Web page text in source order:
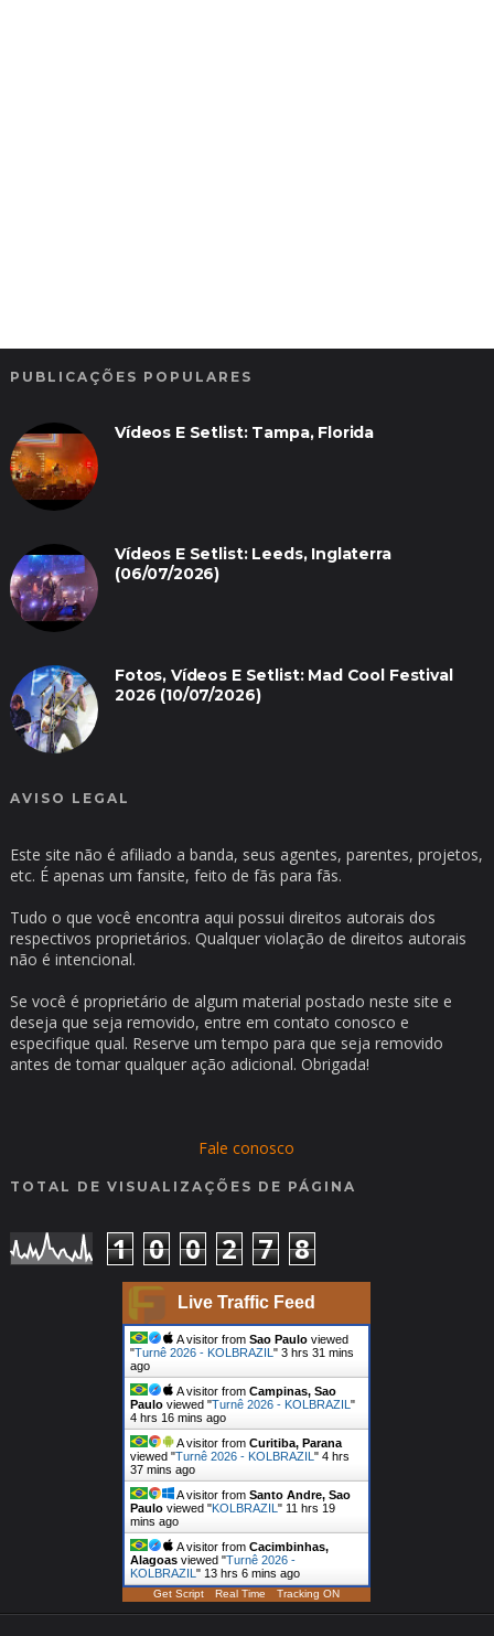
PUBLICAÇÕES POPULARES
Vídeos E Setlist: Tampa, Florida
Vídeos E Setlist: Leeds, Inglaterra
(06/07/2026)
Fotos, Vídeos E Setlist: Mad Cool Festival
2026 (10/07/2026)
AVISO LEGAL
Este site não é afiliado a banda, seus agentes, parentes, projetos,
etc. É apenas um fansite, feito de fãs para fãs.
Tudo o que você encontra aqui possui direitos autorais dos
respectivos proprietários. Qualquer violação de direitos autorais
não é intencional.
Se você é proprietário de algum material postado neste site e
deseja que seja removido, entre em contato conosco e
especifique qual. Reserve um tempo para que seja removido
antes de tomar qualquer ação adicional. Obrigada!
Fale conosco
TOTAL DE VISUALIZAÇÕES DE PÁGINA
1 0 0 2 7 8
Live Traffic Feed
A visitor fromSao Paulo viewed
"Turnê 2026 - KOLBRAZIL"3 hrs 31 mins
ago
A visitor fromCampinas, Sao
Paulo viewed "Turnê 2026 - KOLBRAZIL"
4 hrs 16 mins ago
A visitor fromCuritiba, Parana
viewed "Turnê 2026 - KOLBRAZIL"4 hrs
37 mins ago
A visitor fromSanto Andre, Sao
Paulo viewed "KOLBRAZIL" 11 hrs 19
mins ago
A visitor fromCacimbinhas,
Alagoas viewed "Turnê 2026 -
KOLBRAZIL" 13 hrs 6 mins ago
Get Script Real Time Tracking ON